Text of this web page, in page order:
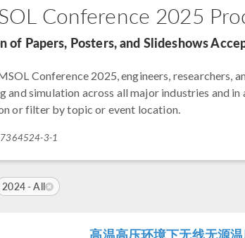
Conference 2025
of Papers, Posters, and Slideshows
Conference 2025, engineers, researchers,
and simulation across all major industries and
or filter by topic or event location.
7364524-3-1
2024 - All
高温高压环境下无线无源